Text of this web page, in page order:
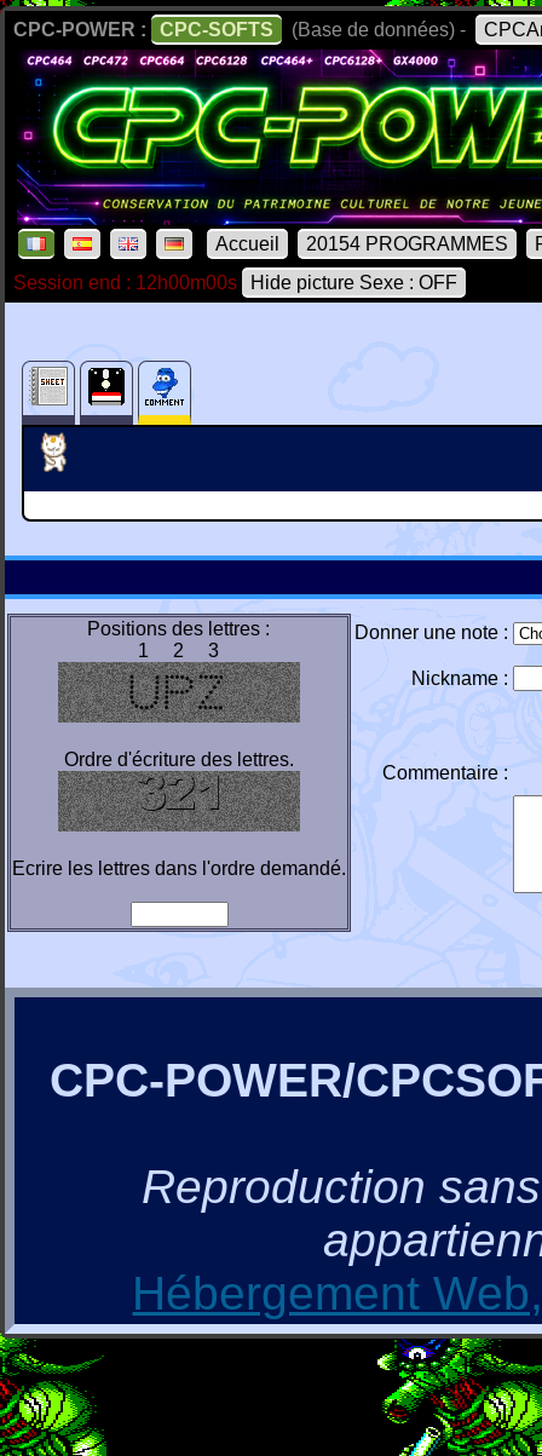
CPC-POWER : CPC-SOFTS (Base de données) -
Accueil 20154 PROGRAMMES
Session end : 12h00m00s
Hide picture Sexe : OFF
Positions des lettres :
1 2 3
Ordre d'écriture des lettres.
Ecrire les lettres dans l'ordre demandé.
Donner une note :
Nickname :
Commentaire :
CPC-POWER/
Reproduction
Hébergement